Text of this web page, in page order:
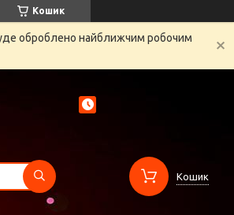
Кошик
оброблено найближчим робочим
Кошик